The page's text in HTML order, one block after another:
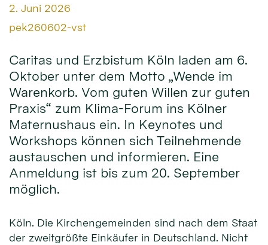
Datum:
2. Juni 2026
Von:
pek260602-vst
Caritas und Erzbistum Köln laden am 6.
Oktober unter dem Motto „Wende im
Warenkorb. Vom guten Willen zur guten
Praxis“ zum Klima-Forum ins Kölner
Maternushaus ein. In Keynotes und
Workshops können sich Teilnehmende
austauschen und informieren. Eine
Anmeldung ist bis zum 20. September
möglich.
Köln. Die Kirchengemeinden sind nach dem Staat
der zweitgrößte Einkäufer in Deutschland. Nicht